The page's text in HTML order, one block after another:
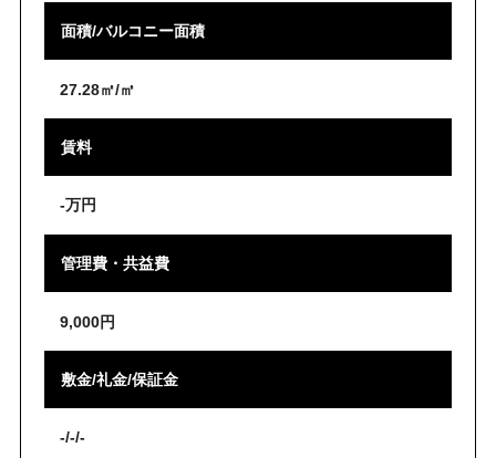
面積/バルコニー面積
27.28㎡/㎡
賃料
-万円
管理費・共益費
9,000円
敷金/礼金/保証金
-/-/-